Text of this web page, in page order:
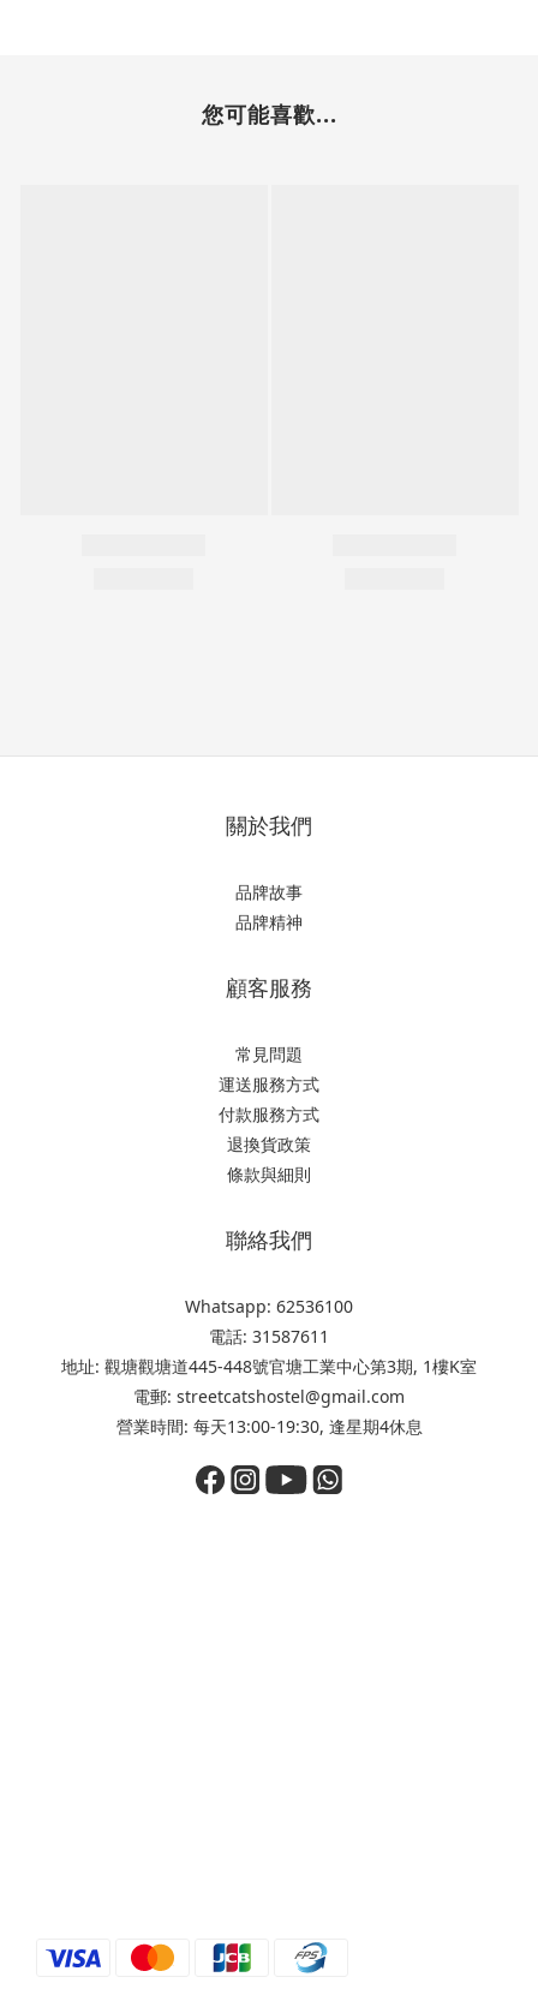
您可能喜歡...
關於我們
品牌故事
品牌精神
顧客服務
常見問題
運送服務方式
付款服務方式
退換貨政策
條款與細則
聯絡我們
Whatsapp: 62536100
電話: 31587611
地址: 觀塘觀塘道445-448號官塘工業中心第3期, 1樓K室
電郵: streetcatshostel@gmail.com
營業時間: 每天13:00-19:30, 逢星期4休息